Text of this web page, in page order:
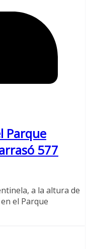
Parque
577
a la altura de
el Parque